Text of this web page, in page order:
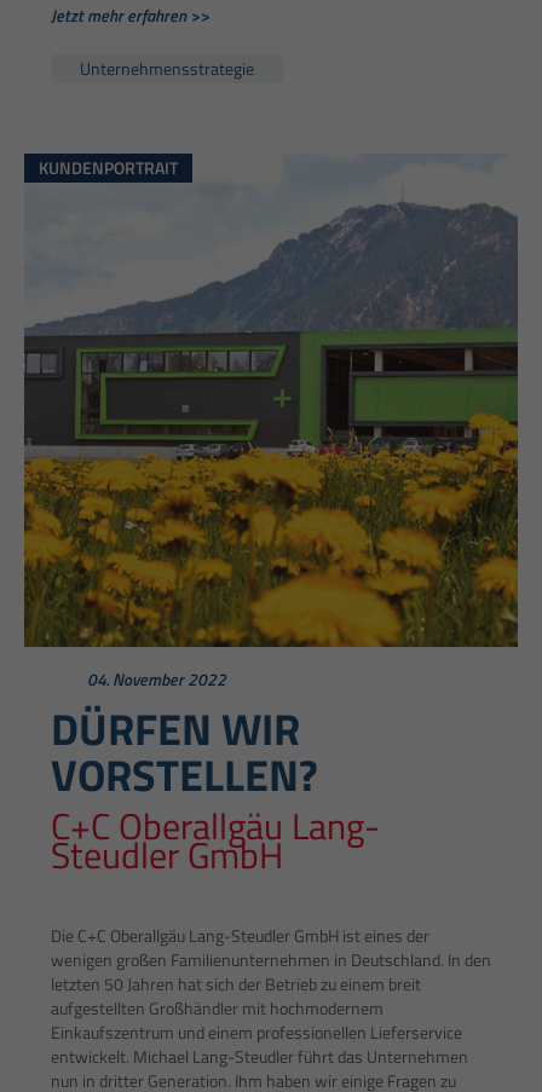
Jetzt mehr erfahren >>
Unternehmensstrategie
KUNDENPORTRAIT
04. November 2022
DÜRFEN WIR
VORSTELLEN?
C+C Oberallgäu Lang-
Steudler GmbH
Die C+C Oberallgäu Lang-Steudler GmbH ist eines der
wenigen großen Familienunternehmen in Deutschland. In den
letzten 50 Jahren hat sich der Betrieb zu einem breit
aufgestellten Großhändler mit hochmodernem
Einkaufszentrum und einem professionellen Lieferservice
entwickelt. Michael Lang-Steudler führt das Unternehmen
nun in dritter Generation. Ihm haben wir einige Fragen zu